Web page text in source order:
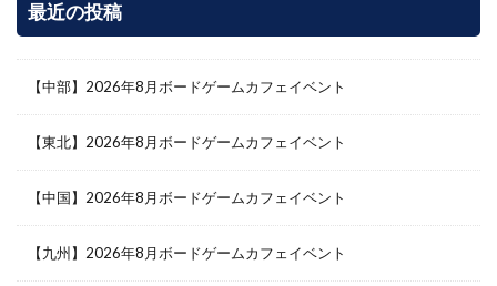
最近の投稿
【中部】2026年8月ボードゲームカフェイベント
【東北】2026年8月ボードゲームカフェイベント
【中国】2026年8月ボードゲームカフェイベント
【九州】2026年8月ボードゲームカフェイベント